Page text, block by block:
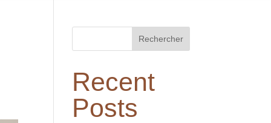
Rechercher
Recent
Posts